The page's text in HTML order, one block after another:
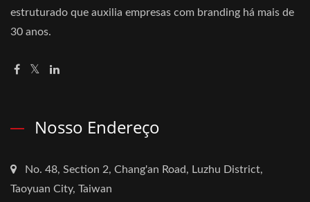
estruturado que auxilia empresas com branding há mais de
30 anos.
Nosso Endereço
No. 48, Section 2, Chang'an Road, Luzhu District,
Taoyuan City, Taiwan